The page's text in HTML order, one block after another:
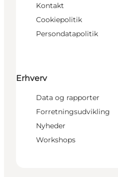
Kontakt
Cookiepolitik
Persondatapolitik
Erhverv
Data og rapporter
Forretningsudvikling
Nyheder
Workshops